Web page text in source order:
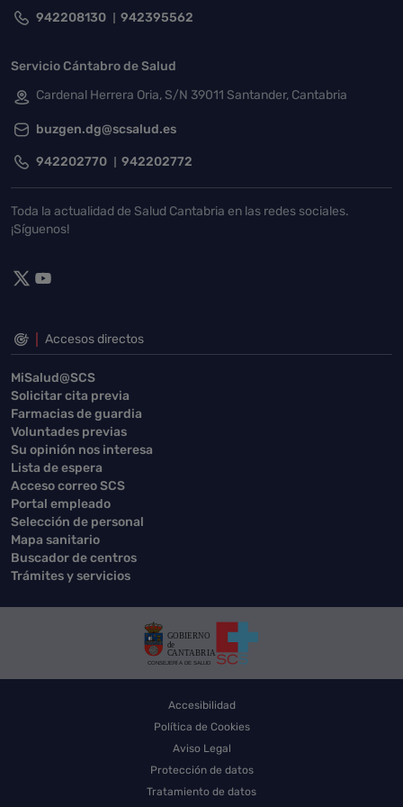
942208130 942395562
Servicio Cántabro de Salud
Cardenal Herrera Oria, S/N 39011 Santander, Cantabria
buzgen.dg@scsalud.es
942202770 942202772
Toda la actualidad de Salud Cantabria en las redes sociales.
¡Síguenos!
Accesos directos
MiSalud@SCS
Solicitar cita previa
Farmacias de guardia
Voluntades previas
Su opinión nos interesa
Lista de espera
Acceso correo SCS
Portal empleado
Selección de personal
Mapa sanitario
Buscador de centros
Trámites y servicios
Accesibilidad
Política de Cookies
Aviso Legal
Protección de datos
Tratamiento de datos